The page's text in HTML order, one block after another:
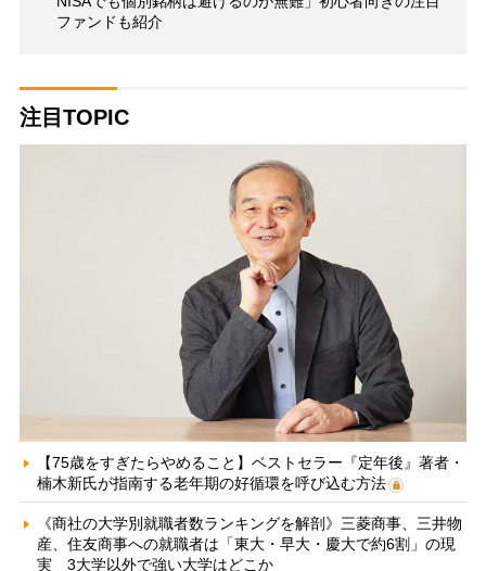
ファンドも紹介
注目TOPIC
【75歳をすぎたらやめること】ベストセラー『定年後』著者・
楠木新氏が指南する老年期の好循環を呼び込む方法
《商社の大学別就職者数ランキングを解剖》三菱商事、三井物
産、住友商事への就職者は「東大・早大・慶大で約6割」の現
実 3大学以外で強い大学はどこか